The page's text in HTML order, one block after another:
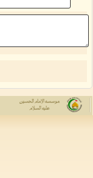
zote zimehifadhiwa na
Site ya Al-
Hassanaini